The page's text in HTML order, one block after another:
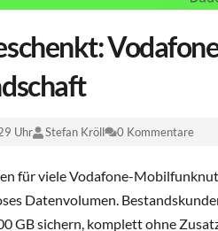
Uhr Stefan Kröll 0 Kommentare
für viele Vodafone-
Datenvolumen.
GB sichern, komplett ohne